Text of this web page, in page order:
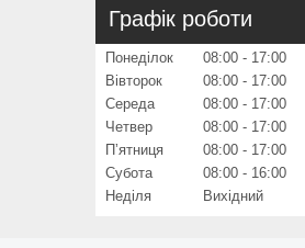
Графік роботи
Понеділок 08:00
17:00
Вівторок
08:00
17:00
Середа
08:00
17:00
Четвер
08:00
17:00
Пʼятниця
08:00
17:00
Субота
08:00
16:00
Неділя
Вихідний